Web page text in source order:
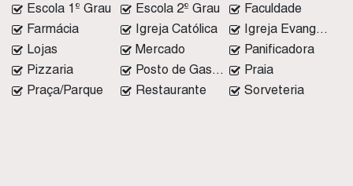
Escola 1º Grau
Escola 2º Grau
Faculdade
Farmácia
Igreja Católica
Igreja Evangélica
Lojas
Mercado
Panificadora
Pizzaria
Posto de Gasolina
Praia
Praça/Parque
Restaurante Sorveteria